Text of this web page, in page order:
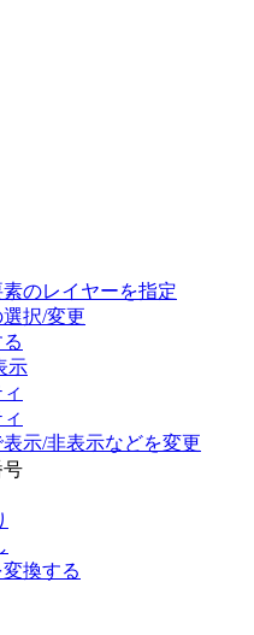
のレイヤーを指定
択/変更
示
示/非表示などを変更
号
換する